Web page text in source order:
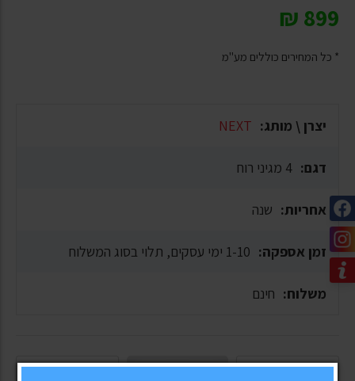
899
₪
* כל המחירים כוללים מע"מ
יצרן \ מותג: NEXT
דגם: 4 מגיני רוח
אחריות: שנה
זמן אספקה: 1-10 ימי עסקים, תלוי בסוג המשלוח
משלוח: חינם